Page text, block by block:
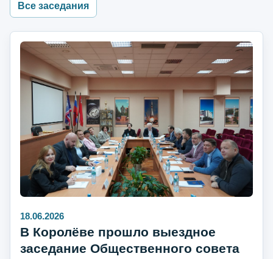
Все заседания
18.06.2026
В Королёве прошло выездное
заседание Общественного совета